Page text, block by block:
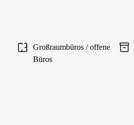
Großraumbüros / offene
Büros